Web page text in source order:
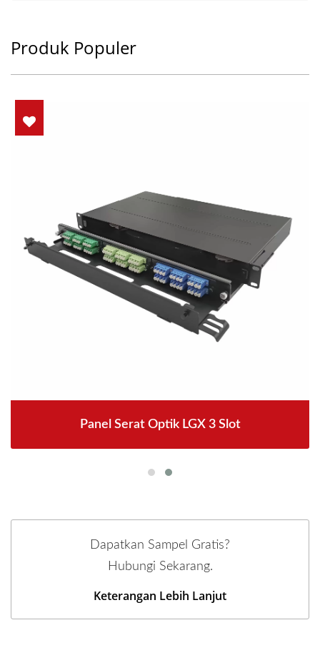
Produk Populer
Panel Serat Optik LGX 3 Slot
Dapatkan Sampel Gratis?
Hubungi Sekarang.
Keterangan Lebih Lanjut